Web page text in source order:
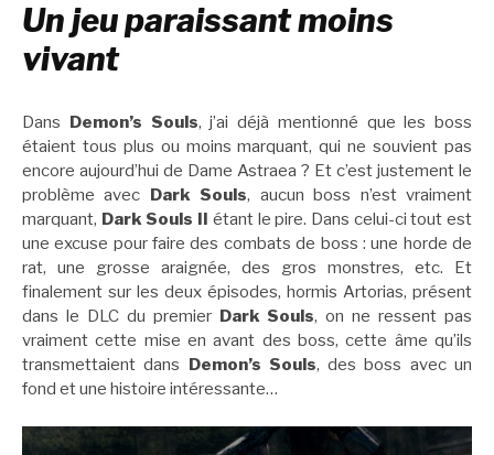
Un jeu paraissant moins
vivant
Dans Demon’s Souls, j’ai déjà mentionné que les boss
étaient tous plus ou moins marquant, qui ne souvient pas
encore aujourd’hui de Dame Astraea ? Et c’est justement le
problème avec
Dark Souls, aucun boss n’est vraiment
marquant, Dark Souls II
étant le pire. Dans celui-ci tout est
une excuse pour faire des combats de boss : une horde de
rat, une grosse araignée, des gros monstres, etc. Et
finalement sur les deux épisodes, hormis Artorias, présent
dans le DLC du premier Dark Souls, on ne ressent pas
vraiment cette mise en avant des boss, cette âme qu’ils
transmettaient dans
Demon’s Souls, des boss avec un
fond et une histoire intéressante…